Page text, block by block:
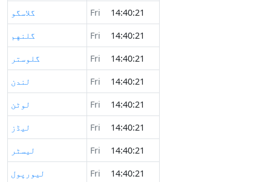
گلاسگو Fri
14:40:21
گلنهم
Fri
14:40:21
گلوستر
Fri
14:40:21
لندن
Fri
14:40:21
لوٹن
Fri
14:40:21
لیڈز
Fri
14:40:21
لیسٹر
Fri
14:40:21
لیورپول
Fri
14:40:21